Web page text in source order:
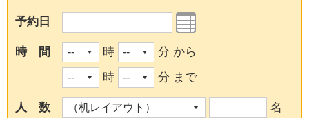
予約日
時 間 時
分 から
時
分 まで
人 数 名